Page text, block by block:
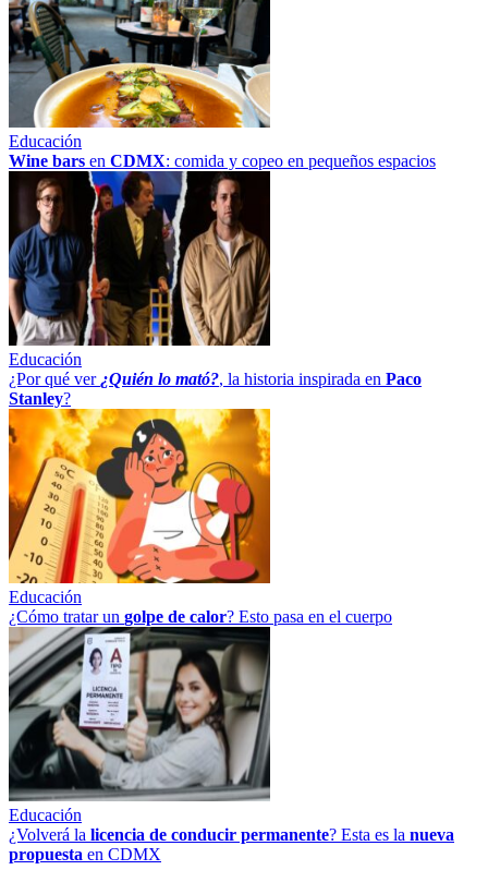
Educación
Wine bars en CDMX: comida y copeo en pequeños espacios
Educación
¿Por qué ver ¿Quién lo mató?, la historia inspirada en Paco
Stanley?
Educación
¿Cómo tratar un golpe de calor? Esto pasa en el cuerpo
Educación
¿Volverá la licencia de conducir permanente? Esta es la nueva
propuesta en CDMX